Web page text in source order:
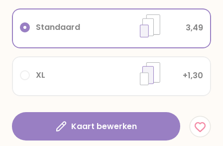
XL +1,30
Standaard 3,49
Kaart bewerken